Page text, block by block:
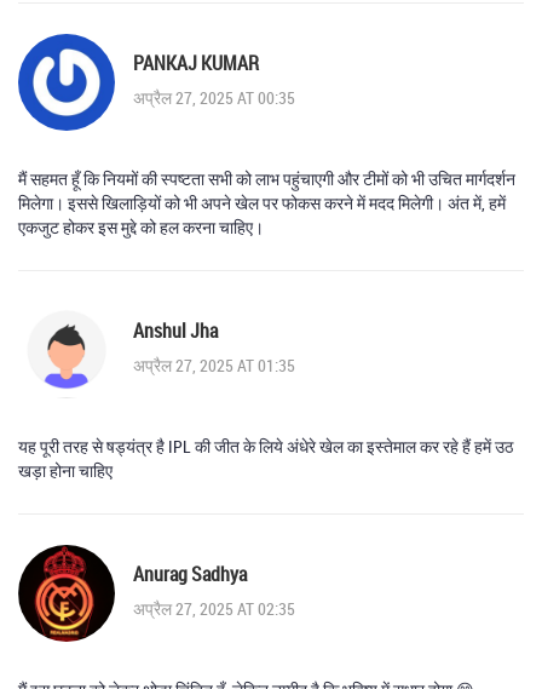
PANKAJ KUMAR
अप्रैल 27, 2025 AT 00:35
मैं सहमत हूँ कि नियमों की स्पष्टता सभी को लाभ पहुंचाएगी और टीमों को भी उचित मार्गदर्शन
मिलेगा। इससे खिलाड़ियों को भी अपने खेल पर फोकस करने में मदद मिलेगी। अंत में, हमें
एकजुट होकर इस मुद्दे को हल करना चाहिए।
Anshul Jha
अप्रैल 27, 2025 AT 01:35
यह पूरी तरह से षड्यंत्र है IPL की जीत के लिये अंधेरे खेल का इस्तेमाल कर रहे हैं हमें उठ
खड़ा होना चाहिए
Anurag Sadhya
अप्रैल 27, 2025 AT 02:35